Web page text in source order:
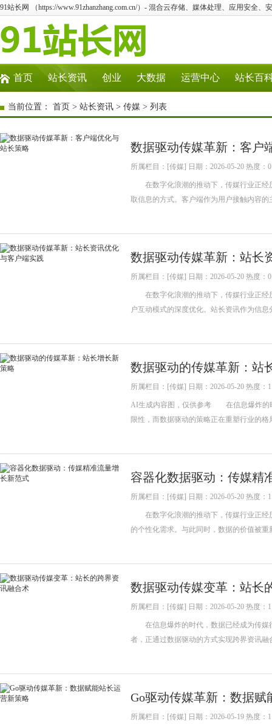
91站长网 （https://www.91zhanzhang.com.cn/）- 混合云存储、媒体处理、应用安全、
首页 站长资讯 创业 大数据 运营中心 站长百
当前位置： 首页 > 站长资讯 > 传媒 > 列表
数据驱动传媒革新：客户
所属栏目：[传媒] 日期：2026-05-20 热度：0
在数字化浪潮的推动下，传媒行业正经
取信息的方式。客户端作为用户接触内容
数据驱动传媒革新：站长
所属栏目：[传媒] 日期：2026-05-20 热度：0
在数字化浪潮的推动下，传媒行业正经
户互动模式的深度优化。站长资讯作为信
数据驱动的传媒革新：站
所属栏目：[传媒] 日期：2026-05-20 热度：1
AI生成内容图，仅供参考 在信息爆炸的
限性，而数据驱动的策略正在重塑行业的
容器化数据驱动：传媒精
所属栏目：[传媒] 日期：2026-05-20 热度：1
在数字化浪潮的推动下，传媒行业正经
的个性化需求。与此同时，数据的价值被
数据驱动传媒变革：站长
所属栏目：[传媒] 日期：2026-05-20 热度：1
在信息爆炸的时代，数据已经成为传媒
者，正通过数据驱动的方式实现跨界资讯
Go驱动传媒革新：数据赋
所属栏目：[传媒] 日期：2026-05-19 热度：1